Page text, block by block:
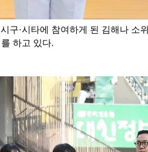
구·시타에 참여하게 된 김해나 소
하고 있다.